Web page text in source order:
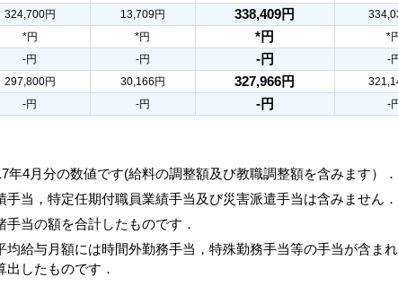
324,700円 13,709円 338,409円
*円 *円 *円
*
-円 -円 -円
-
297,800円 30,166円 327,966円
-円 -円 -円 -
年4月分の数値です(給料の調整額及び教職調整額を含みます）．
当，特定任期付職員業績手当及び災害派遣手当は含みません．
当の額を合計したものです．
均給与月額には時間外勤務手当，特殊勤務手当等の手当が含ま
したものです．